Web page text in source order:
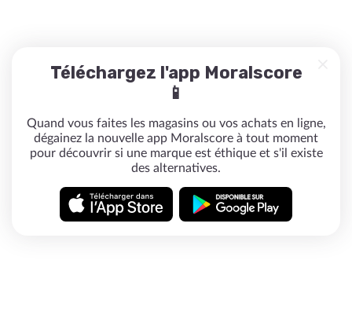
Téléchargez l'app Moralscore
📱
Quand vous faites les magasins ou vos achats en ligne,
dégainez la nouvelle app Moralscore à tout moment
pour découvrir si une marque est éthique et s'il existe
des alternatives.